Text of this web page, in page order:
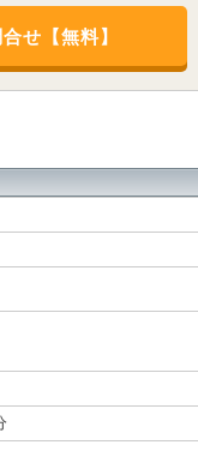
せ【無料】